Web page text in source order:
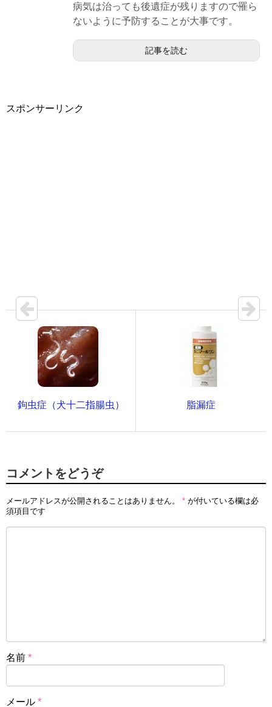
病気は治っても後遺症が残りますので罹ら
ないように予防することが大事です。
記事を読む
スポンサーリンク
鉤虫症（犬十二指腸虫） 脂漏症
コメントをどうぞ
メールアドレスが公開されることはありません。 * が付いている欄は必
須項目です
名前 *
メール *